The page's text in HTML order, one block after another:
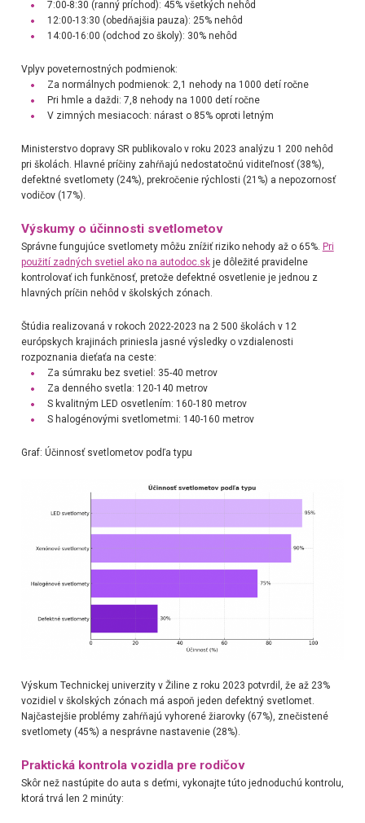
7:00-8:30 (ranný príchod): 45% všetkých nehôd
12:00-13:30 (obedňajšia pauza): 25% nehôd
14:00-16:00 (odchod zo školy): 30% nehôd
Vplyv poveternostných podmienok:
Za normálnych podmienok: 2,1 nehody na 1000 detí ročne
Pri hmle a daždi: 7,8 nehody na 1000 detí ročne
V zimných mesiacoch: nárast o 85% oproti letným
Ministerstvo dopravy SR publikovalo v roku 2023 analýzu 1 200 nehôd
pri školách. Hlavné príčiny zahŕňajú nedostatočnú viditeľnosť (38%),
defektné svetlomety (24%), prekročenie rýchlosti (21%) a nepozornosť
vodičov (17%).
Výskumy o účinnosti svetlometov
Správne fungujúce svetlomety môžu znížiť riziko nehody až o 65%. Pri
použití zadných svetiel ako na autodoc.skje dôležité pravidelne
kontrolovať ich funkčnosť, pretože defektné osvetlenie je jednou z
hlavných príčin nehôd v školských zónach.
Štúdia realizovaná v rokoch 2022-2023 na 2 500 školách v 12
európskych krajinách priniesla jasné výsledky o vzdialenosti
rozpoznania dieťaťa na ceste:
Za súmraku bez svetiel: 35-40 metrov
Za denného svetla: 120-140 metrov
S kvalitným LED osvetlením: 160-180 metrov
S halogénovými svetlometmi: 140-160 metrov
Graf: Účinnosť svetlometov podľa typu
Výskum Technickej univerzity v Žiline z roku 2023 potvrdil, že až 23%
vozidiel v školských zónach má aspoň jeden defektný svetlomet.
Najčastejšie problémy zahŕňajú vyhorené žiarovky (67%), znečistené
svetlomety (45%) a nesprávne nastavenie (28%).
Praktická kontrola vozidla pre rodičov
Skôr než nastúpite do auta s deťmi, vykonajte túto jednoduchú kontrolu,
ktorá trvá len 2 minúty: